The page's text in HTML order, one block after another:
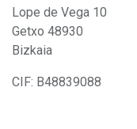
Lope de Vega 10
Getxo 48930
Bizkaia
CIF: B48839088